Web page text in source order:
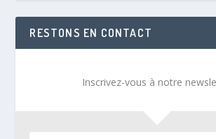
RESTONS EN CONTACT
Inscrivez-vous à notre